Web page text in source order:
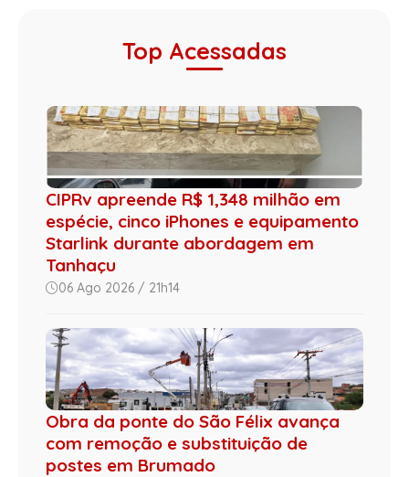
Top Acessadas
CIPRv apreende R$ 1,348 milhão em
espécie, cinco iPhones e equipamento
Starlink durante abordagem em
Tanhaçu
06 Ago 2026 / 21h14
Obra da ponte do São Félix avança
com remoção e substituição de
postes em Brumado